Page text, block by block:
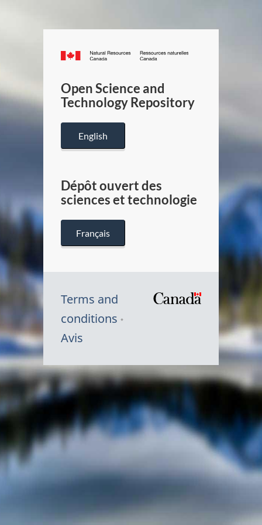
Canada.ca
/
Canada
Open Science and
Technology Repository
English
Dépôt ouvert des
sciences et technologie
Français
Terms and
conditions
Avis
Symbole
du
Canada